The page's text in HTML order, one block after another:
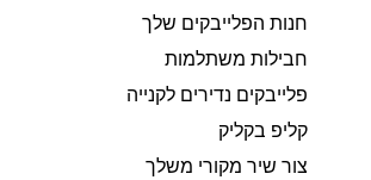
חנות הפלייבקים שלך
חבילות משתלמות
פלייבקים נדירים לקנייה
קליפ בקליק
צור שיר מקורי משלך